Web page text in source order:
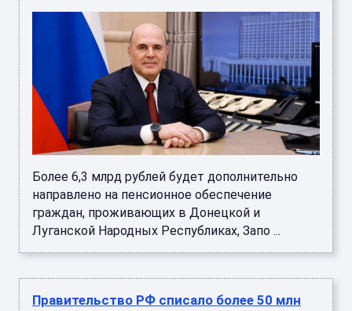
Более 6,3 млрд рублей будет дополнительно
граждан, проживающих в Донецкой и
Луганской Народных Республиках, Запо ...
рублей задолженности по бюджетным
кредитам ЕАО